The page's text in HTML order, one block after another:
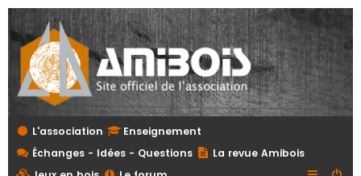
L'association
Enseignement
Échanges - Idées - Questions
La revue Amibois